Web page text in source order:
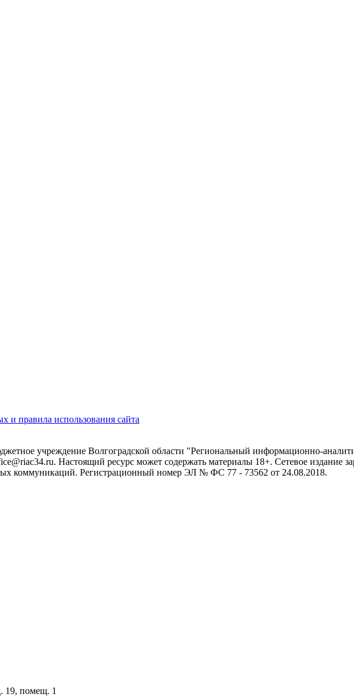
и правила использования сайта
учреждение Волгоградской области "Региональный информационно-
Настоящий ресурс может содержать материалы 18+. Сетевое издание
коммуникаций. Регистрационный номер ЭЛ № ФС 77 - 73562 от 24.08.2018.
19, помещ. 1